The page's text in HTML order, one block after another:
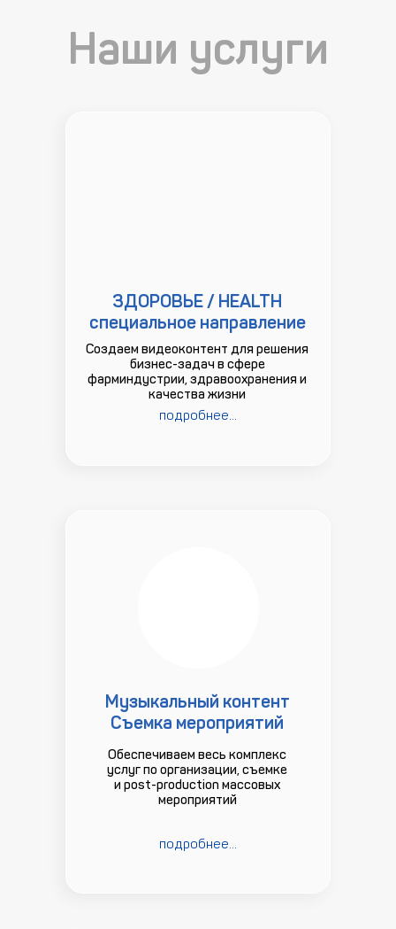
Создаем видеоконтент для решения
бизнес-задач в сфере
фарминдустрии, здравоохранения и
качества жизни
ЗДОРОВЬЕ / HEALTH
специальное направление
Обеспечиваем весь комплекс
услуг по организации, съемке
и post-production массовых
мероприятий
Музыкальный контент
Съемка мероприятий
Наши услуги
подробнее...
подробнее...